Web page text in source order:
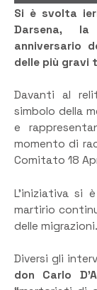
Si è svolta
Darsena, la
anniversario
delle più gravi
Davanti al
simbolo della
e
momento di
Comitato 18
L’iniziativa si
martirio
delle migrazioni.
Diversi gli
don Carlo